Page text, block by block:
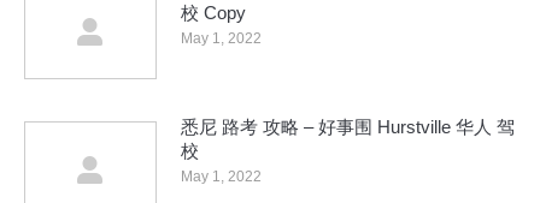
校 Copy
May 1, 2022
悉尼 路考 攻略 – 好事围 Hurstville 华人 驾
校
May 1, 2022